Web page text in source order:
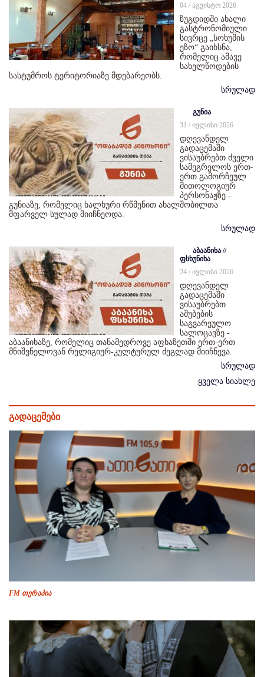
04 / აგვისტო 2026
ზუგდიდში ახალი
გასტრონომიული
სივრცე „სოხუმის
ეზო“ გაიხსნა,
რომელიც ამავე
სახელწოდების
სასტუმროს ტერიტორიაზე მდებარეობს.
სრულად
გუნია
31 / ივლისი 2026
დღევანდელ
გადაცემაში
ვისაუბრებთ ძველი
სამეგრელოს ერთ-
ერთ გამორჩეულ
მითოლოგიურ
პერსონაჟზე -
გუნიაზე, რომელიც ხალხური რწმენით ახალშობილთა
მფარველ სულად მიიჩნეოდა.
სრულად
აბაანიხა //
ფსხუნიხა
24 / ივლისი 2026
დღევანდელ
გადაცემაში
ვისაუბრებთ
აშუბების
საგვარეულო
სალოცავზე -
აბაანიხაზე, რომელიც თანამედროვე აფხაზეთში ერთ-ერთ
მნიშვნელოვან რელიგიურ-კულტურულ ძეგლად მიიჩნევა.
სრულად
ყველა სიახლე
გადაცემები
FM თერაპია